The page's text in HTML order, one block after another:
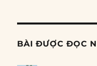
BÀI ĐƯỢC ĐỌC